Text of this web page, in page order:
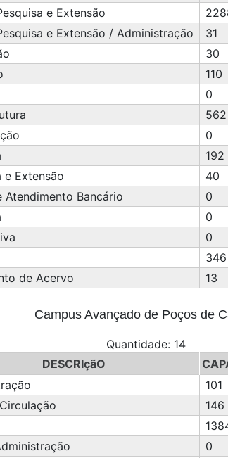
e Extensão
e Extensão / Administração
31
30
110
0
562
0
192
e Extensão
40
Atendimento Bancário
0
0
0
346
de Acervo
13
Campus Avançado de Poços de
Quantidade: 14
DESCRIçãO
101
146
0